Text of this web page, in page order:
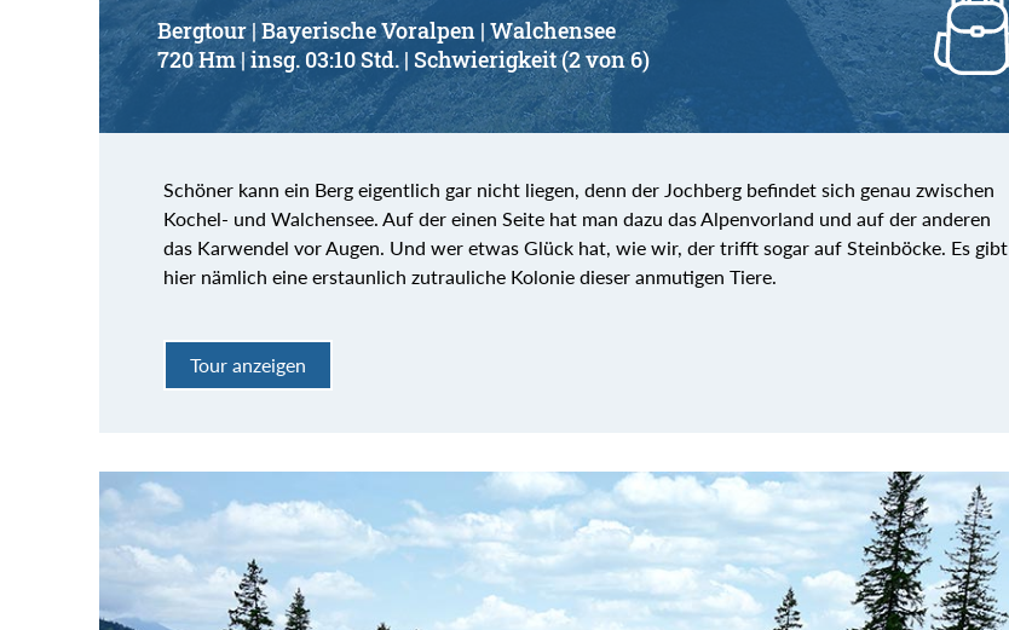
Bergtour | Bayerische Voralpen | Walchensee
720 Hm | insg. 03:10 Std. | Schwierigkeit (2 von 6)
Schöner kann ein Berg eigentlich gar nicht liegen, denn der Jochberg befindet sich genau zwischen
Kochel- und Walchensee. Auf der einen Seite hat man dazu das Alpenvorland und auf der anderen
das Karwendel vor Augen. Und wer etwas Glück hat, wie wir, der trifft sogar auf Steinböcke. Es gibt
hier nämlich eine erstaunlich zutrauliche Kolonie dieser anmutigen Tiere.
Tour anzeigen